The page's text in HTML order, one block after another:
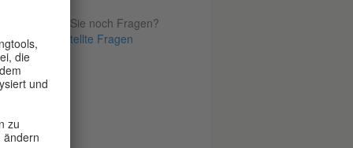
Haben Sie noch Fragen?
Oft gestellte Fragen